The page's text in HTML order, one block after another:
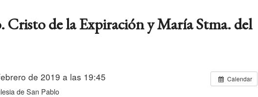
Cristo de la Expiración y María Stma. del
Calendar
de 2019 a las 19:45
de San Pablo